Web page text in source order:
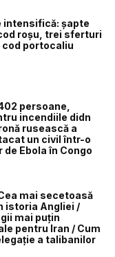
intensifică: șapte
roșu, trei sferturi
cod portocaliu
persoane,
incendiile didn
rusească a
un civil într-o
de Ebola în Congo
mai secetoasă
istoria Angliei /
mai puțin
pentru Iran / Cum
a talibanilor